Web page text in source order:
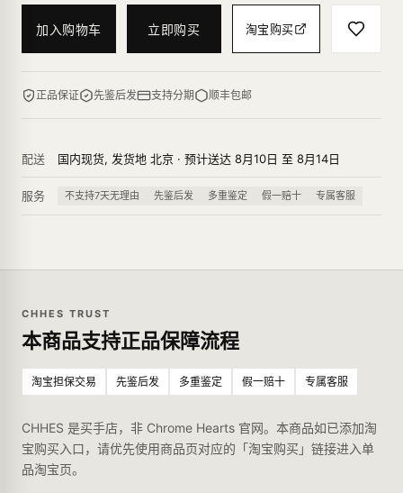
加入购物车 立即购买 淘宝购买
正品保证 先鉴后发 支持分期 顺丰包邮
配送 国内现货, 发货地 北京 · 预计送达 8月10日 至 8月14日
服务 不支持7天无理由 先鉴后发 多重鉴定 假一赔十 专属客服
CHHES TRUST
本商品支持正品保障流程
淘宝担保交易 先鉴后发 多重鉴定 假一赔十 专属客服
CHHES 是买手店，非 Chrome Hearts 官网。本商品如已添加淘
宝购买入口，请优先使用商品页对应的「淘宝购买」链接进入单
品淘宝页。